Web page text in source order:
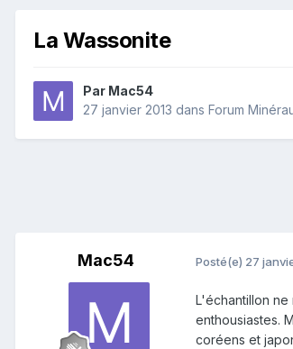
La Wassonite
Par Mac54
27 janvier 2013 dans Forum
Mac54 Posté(e) 27
L'échantillon
enthousiastes.
coréens et